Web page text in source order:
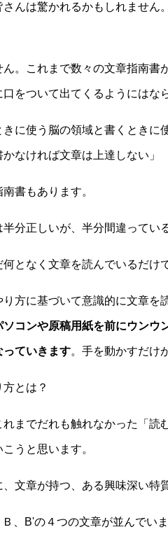
んは驚かれるかもしれません
。これまで数々の文章指南書
をついて出てくるようにはな
に使う脳の領域と書くときに
なければ文章は上達しない」
書もあります。
分正しいが、半分間違ってい
となく文章を読んでいるだけ
方に基づいて意識的に文章を
ソコンや原稿用紙を前にウンウ
っていきます。手を動かすだけ
とは？
までだれも触れなかった「読
うと思います。
文章が持つ、ある興味深い特
、B'の４つの文章が並んでい